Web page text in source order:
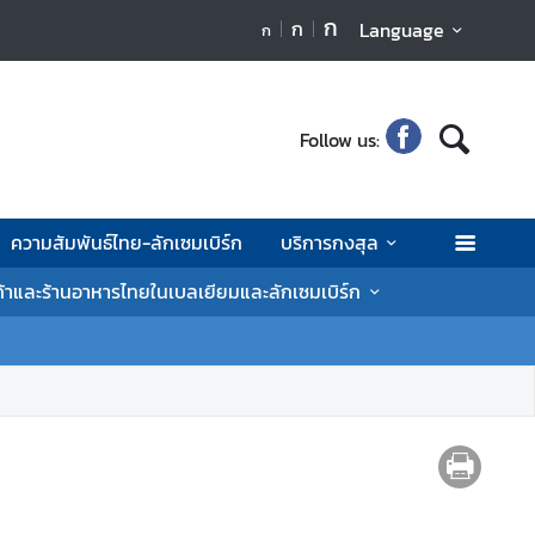
ก ก ก Language
Follow us:
ความสัมพันธ์ไทย-ลักเซมเบิร์ก
บริการกงสุล
และร้านอาหารไทยในเบลเยียมและลักเซมเบิร์ก